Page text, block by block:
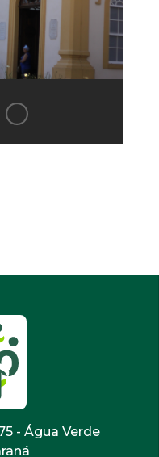
- Água Verde